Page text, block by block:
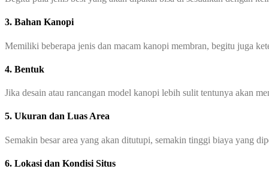
3. Bahan Kanopi
Memiliki beberapa jenis dan macam kanopi membran, begitu juga
4. Bentuk
Jika desain atau rancangan model kanopi lebih sulit tentunya akan
5. Ukuran dan Luas Area
Semakin besar area yang akan ditutupi, semakin tinggi biaya yang
6. Lokasi dan Kondisi Situs